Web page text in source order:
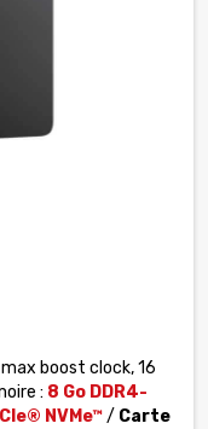
boost clock, 16
: 8 Go DDR4-
NVMe™/ Carte